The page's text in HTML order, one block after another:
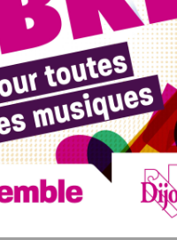
grève prévue ce
de tramway,
d’attente. Le
journée demain.
une
circonscription